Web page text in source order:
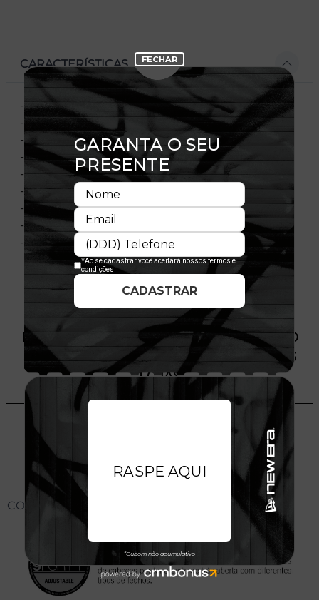
CARACTERÍSTICAS
- Aba curva
- Estruturado
- Ajustável
- Fechamento tipo Snapback
- Bordado frontal
- Flag New Era bordada
- Material: Sarja
- Composição: 100% Algodão
- Licença oficial
PRODUTO SEM ESTOQUE DÍSPONÍVEL NO
SITE, CONSULTE A DISPONIBILIDADE NAS
LOJAS
CONHEÇA O MODELO DO BONÉ